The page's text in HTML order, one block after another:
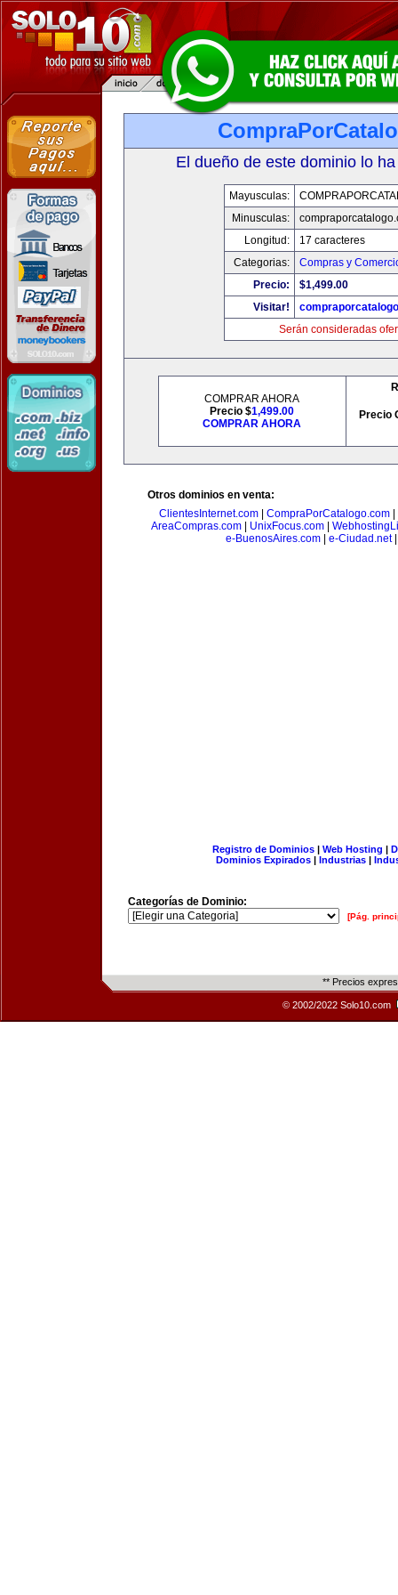
El dueño de este dominio lo
Mayusculas:
Minusculas:
Longitud:
17 caracteres
Categorias:
Compras y
Precio:
$1,499.00
Visitar!
Serán consideradas
COMPRAR AHORA
Precio $1,499.00
COMPRAR AHORA
Precio
Otros dominios en venta:
ClientesInternet.com
CompraPorCatalogo.com
AreaCompras.com
UnixFocus.com
e-BuenosAires.com| e-Ciudad.net
Registro de Dominios| Web Hosting |
Dominios Expirados | Industrias |
Categorías de Dominio:
[Pág.
** Precios
© 2002/2022 Solo10.com